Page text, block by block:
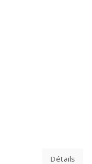
Détails